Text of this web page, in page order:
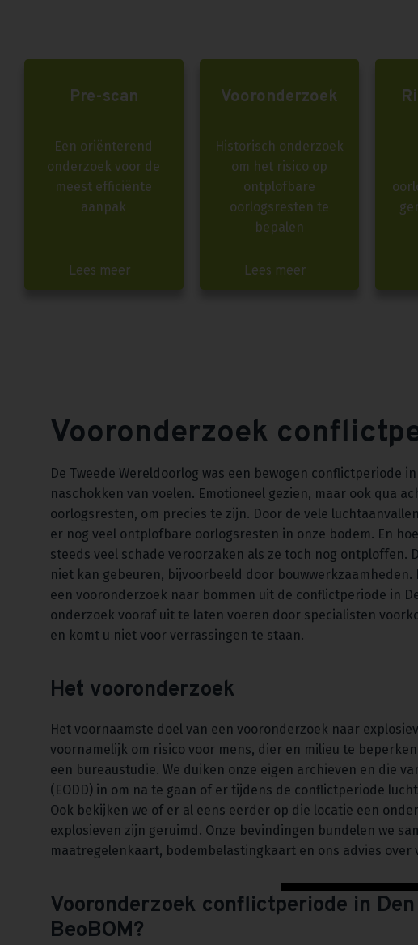
Pre-scan
Een oriënterend
onderzoek voor de
meest efficiënte
aanpak
Lees meer
Vooronderzoek
Historisch onderzoek
om het risico op
ontplofbare
oorlogsresten te
bepalen
Lees meer
Vooronderzoek
De Tweede Wereldoorlog was een bewogen conflictperiode
naschokken van voelen. Emotioneel gezien, maar ook qua
oorlogsresten, om precies te zijn. Door de vele
er nog veel ontplofbare oorlogsresten in onze bodem. En
steeds veel schade veroorzaken als ze toch nog ontploffen.
niet kan gebeuren, bijvoorbeeld door
een vooronderzoek naar bommen uit de conflictperiode in
onderzoek vooraf uit te laten voeren door specialisten
en komt u niet voor verrassingen te staan.
Het vooronderzoek
Het voornaamste doel van een vooronderzoek naar
voornamelijk om risico voor mens, dier en milieu te
een bureaustudie. We duiken onze eigen archieven en die
(EODD) in om na te gaan of er tijdens de conflictperiode
Ook bekijken we of er al eens eerder op die locatie een
explosieven zijn geruimd. Onze bevindingen bundelen we
maatregelenkaart, bodembelastingkaart en ons advies over
Vooronderzoek conflictperiode in
BeoBOM?